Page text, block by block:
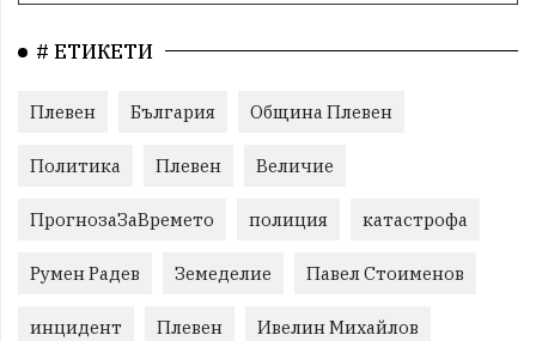
# ЕТИКЕТИ
Плевен България Община Плевен
Политика Плевен Величие
ПрогнозаЗаВремето полиция катастрофа
Румен Радев Земеделие Павел Стоименов
инцидент Плевен Ивелин Михайлов